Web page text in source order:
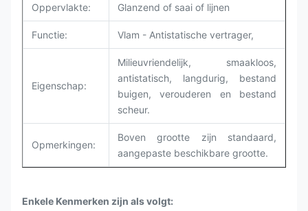
Oppervlakte: Glanzend of saai of lijnen
Functie: Vlam - Antistatische vertrager,
Eigenschap:
Milieuvriendelijk, smaakloos,
antistatisch, langdurig, bestand
buigen, verouderen en bestand
scheur.
Opmerkingen:
Boven grootte zijn standaard,
aangepaste beschikbare grootte.
Enkele Kenmerken zijn als volgt: